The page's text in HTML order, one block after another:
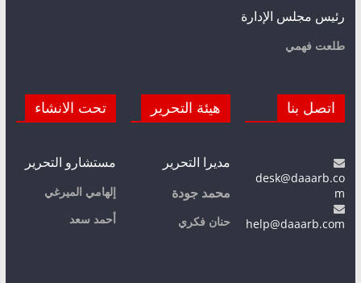
رئيس مجلس الإدارة
طلعت فهمي
اتصل بنا
desk@daaarb.co
m
help@daaarb.com
هيئة التحرير
مديرا التحرير
محمد جودة
حنان فكري
تحت الانشاء
مستشارو التحرير
إلهامي الميرغي
أحمد سعد